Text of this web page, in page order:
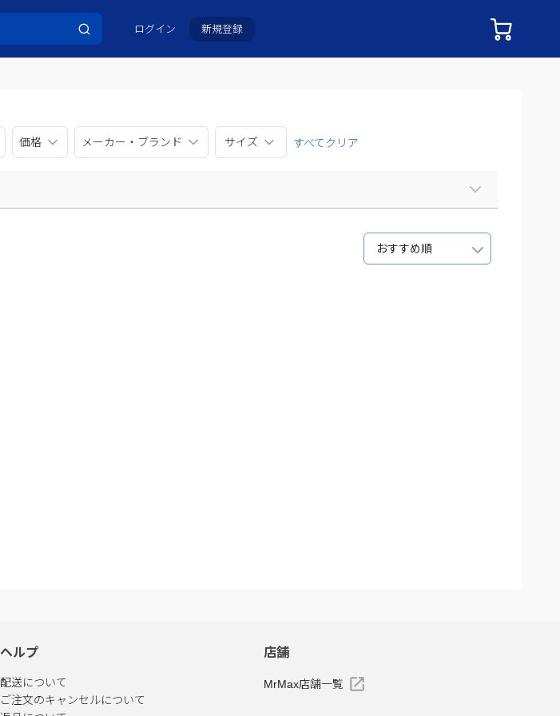
ログイン 新規登録
価格 メーカー・ブランド サイズ すべてクリア
おすすめ順
ヘルプ
配送について
ご注文のキャンセルについて
店舗
MrMax店舗一覧